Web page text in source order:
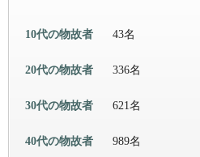
10代の物故者 43名
20代の物故者 336名
30代の物故者 621名
40代の物故者 989名